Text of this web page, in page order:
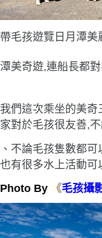
帶毛孩遊覽日月潭美
潭美奇遊,連船長都
我們這次乘坐的美
家對於毛孩很友善,
、不論毛孩隻數都
也有很多水上活動可
Photo By
《毛孩攝